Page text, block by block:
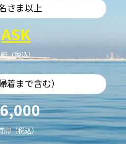
さま以上
ASK
（税込）
着まで含む）
間（税込）